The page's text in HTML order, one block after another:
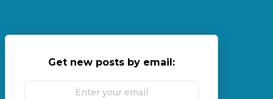
Get new posts by email: